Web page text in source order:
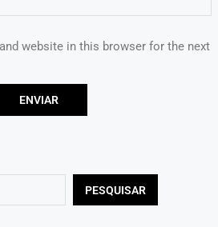
website in this browser for the next
PESQUISAR